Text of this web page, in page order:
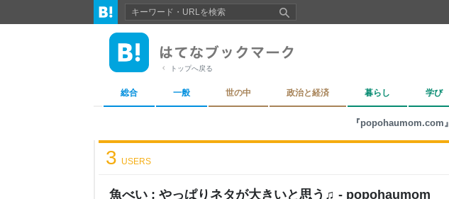
トップへ戻る
総合 一般 世の中 政治と経済 暮らし 学び
『popohaumom.com』
魚べい : やっぱりネタが大きいと思う♫ - popohaumom
3 USERS